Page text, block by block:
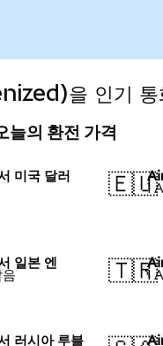
을 인기 통
의 환전 가격
미국 달러
🇪🇺
1
일본 엔
🇹🇷
1
러시아 루블